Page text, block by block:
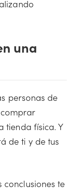
una
personas de
tienda física. Y
de ti y de tus
te